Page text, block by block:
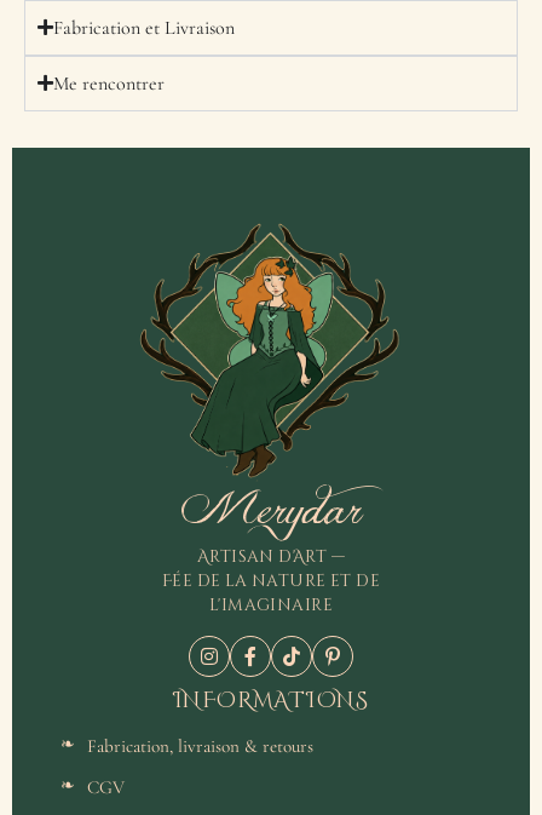
Fabrication et Livraison
Me rencontrer
Merydar
Artisan d'Art —
Fée de la nature et de
l'imaginaire
INFORMATIONS
Fabrication, livraison & retours
CGV